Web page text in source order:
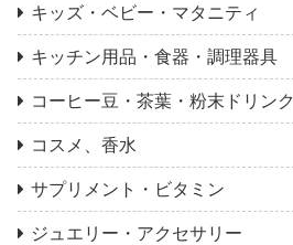
キッズ・ベビー・マタニティ
キッチン用品・食器・調理器具
コーヒー豆・茶葉・粉末ドリンク
コスメ、香水
サプリメント・ビタミン
ジュエリー・アクセサリー